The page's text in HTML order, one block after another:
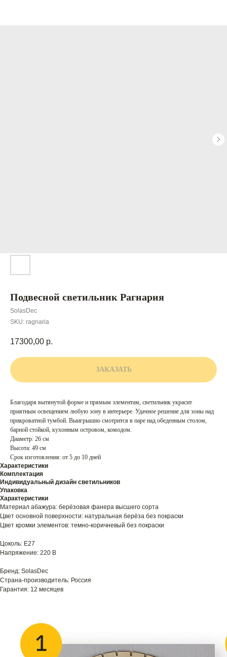
Подвесной светильник Рагнария
SolasDec
SKU: ragnaria
17300,00 р.
ЗАКАЗАТЬ
Благодаря вытянутой форме и прямым элементам, светильник украсит
приятным освещением любую зону в интерьере. Удачное решение для зоны над
прикроватной тумбой. Выигрышно смотрится в паре над обеденным столом,
барной стойкой, кухонным островом, комодом.
Диаметр: 26 см
Высота: 49 см
Срок изготовления: от 5 до 10 дней
Характеристики
Комплектация
Индивидуальный дизайн светильников
Упаковка
Характеристики
Материал абажура: берёзовая фанера высшего сорта
Цвет основной поверхности: натуральная берёза без покраски
Цвет кромки элементов: темно-коричневый без покраски
Цоколь: E27
Напряжение: 220 В
Бренд: SolasDec
Страна-производитель: Россия
Гарантия: 12 месяцев